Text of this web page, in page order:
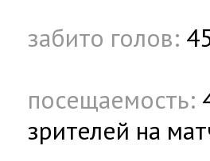
забито голов:
посещаемость:
зрителей на